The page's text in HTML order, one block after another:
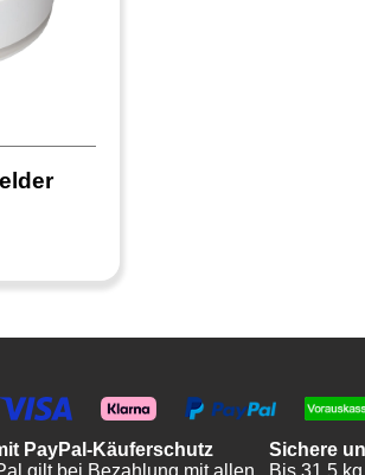
PayPal-Käuferschutz
gilt bei Bezahlung mit allen
Sichere
Bis 31,5